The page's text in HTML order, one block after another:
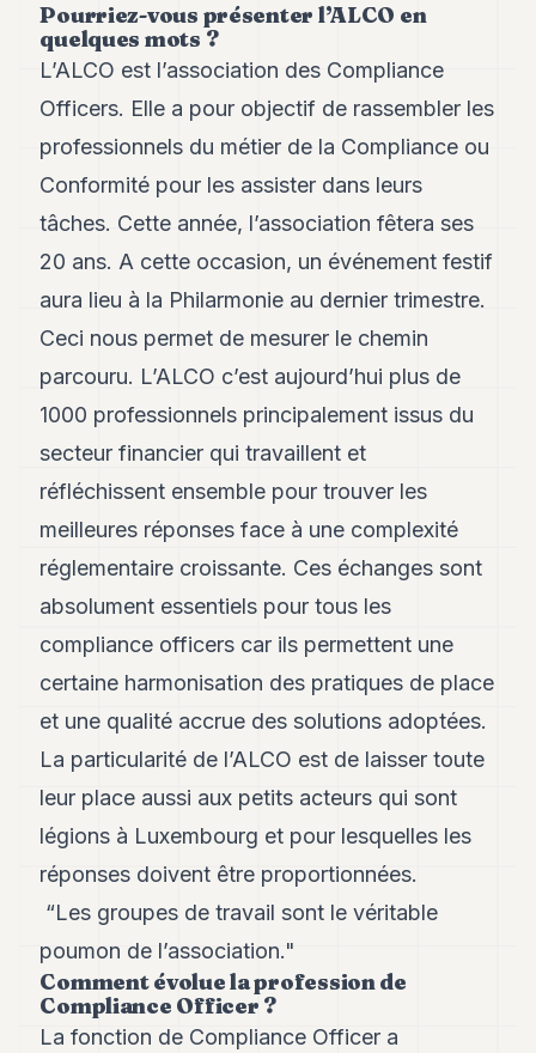
24
Andy
23
Andy
22
Andy
21
Andy
19
18
16
Andy
Andy
14
13
Andy
12
Andy
Andy
9
Andy
8
Andy
Andy
6
5
Andy
3
TECH
FINANCE
ART
Pourriez-vous présenter l’ALCO en
quelques mots ?
L’ALCO est l’association des Compliance
Officers. Elle a pour objectif de rassembler les
professionnels du métier de la Compliance ou
Conformité pour les assister dans leurs
tâches. Cette année, l’association fêtera ses
20 ans. A cette occasion, un événement festif
aura lieu à la Philarmonie au dernier trimestre.
Ceci nous permet de mesurer le chemin
parcouru. L’ALCO c’est aujourd’hui plus de
1000 professionnels principalement issus du
secteur financier qui travaillent et
réfléchissent ensemble pour trouver les
meilleures réponses face à une complexité
réglementaire croissante. Ces échanges sont
absolument essentiels pour tous les
compliance officers car ils permettent une
certaine harmonisation des pratiques de place
et une qualité accrue des solutions adoptées.
La particularité de l’ALCO est de laisser toute
leur place aussi aux petits acteurs qui sont
légions à Luxembourg et pour lesquelles les
réponses doivent être proportionnées.
“Les groupes de travail sont le véritable
poumon de l’association."
Comment évolue la profession de
Compliance Officer ?
La fonction de Compliance Officer a